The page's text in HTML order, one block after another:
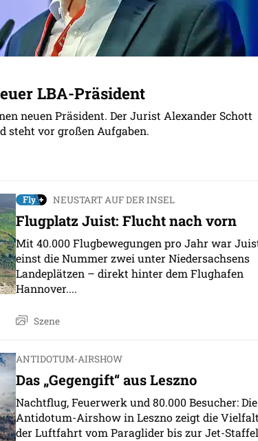
LBA-Präsident
neuen Präsident. Der Jurist Alexander Schott
steht vor großen Aufgaben.
NEUSTART AUF DER INSEL
Flugplatz Juist: Flucht nach vorn
Mit 40.000 Flugbewegungen pro Jahr war
einst die Nummer zwei unter Niedersachsens
Landeplätzen – direkt hinter dem Flughafen
Hannover....
Szene
ANTIDOTUM-AIRSHOW
Das „Gegengift“ aus Leszno
Nachtflug, Feuerwerk und 80.000 Besucher: Die
Antidotum-Airshow in Leszno zeigt die
der Luftfahrt vom Paraglider bis zur Jet-